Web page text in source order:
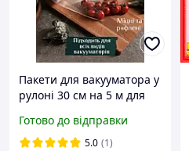
Пакети для вакууматора у
рулоні 30 см на 5 м для
Готово до відправки
5.0 (1)